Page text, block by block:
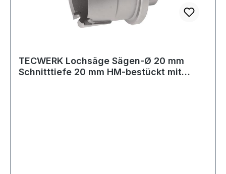
TECWERK Lochsäge Sägen-Ø 20 mm
Schnitttiefe 20 mm HM-bestückt mit